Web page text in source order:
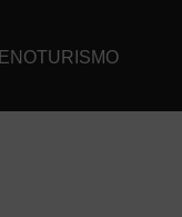
ENOTURISMO